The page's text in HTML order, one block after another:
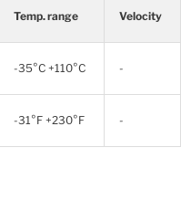
Temp. range Velocity
-35°C +110°C -
-31°F +230°F -